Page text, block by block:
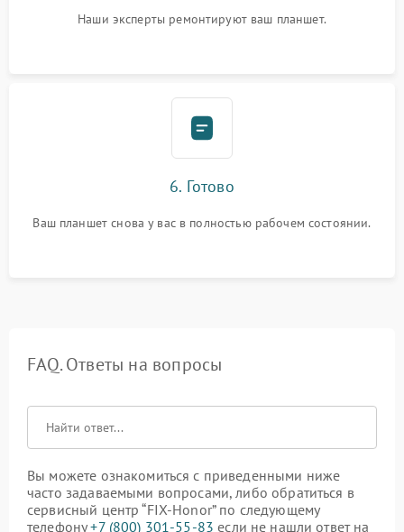
Наши эксперты ремонтируют ваш планшет.
6. Готово
Ваш планшет снова у вас в полностью рабочем состоянии.
FAQ. Ответы на вопросы
Вы можете ознакомиться с приведенными ниже
часто задаваемыми вопросами, либо обратиться в
сервисный центр “FIX-Honor” по следующему
телефону+7 (800) 301-55-83 если не нашли ответ на